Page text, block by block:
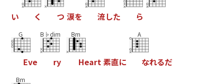
い く つ 涙を 流した ら
G
Eve
B♭dim
ry
Bm
Heart素直に
A
なれるだ
Bm